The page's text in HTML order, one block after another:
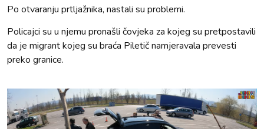
Po otvaranju prtljažnika, nastali su problemi.
Policajci su u njemu pronašli čovjeka za kojeg su pretpostavili
da je migrant kojeg su braća Piletič namjeravala prevesti
preko granice.